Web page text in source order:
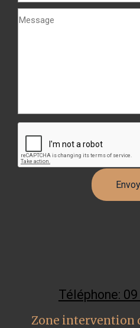
Téléphone:
Zone intervention